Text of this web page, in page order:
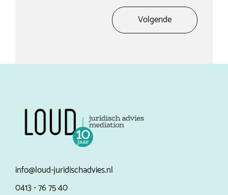
Volgende
info@loud-juridischadvies.nl
0413 - 76 75 40